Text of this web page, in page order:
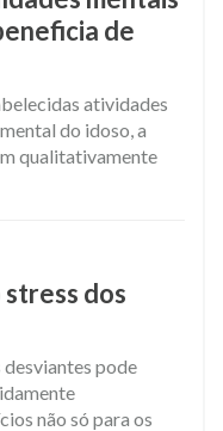
de
atividades
do idoso, a
qualitativamente
dos
pode
não só para os